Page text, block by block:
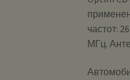
частот:
МГц.